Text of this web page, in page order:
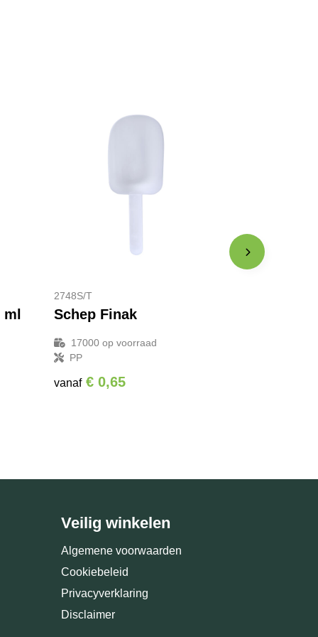
2748S/T
Schep Finak
17000 op voorraad
PP
vanaf € 0,65
Veilig winkelen
Algemene voorwaarden
Cookiebeleid
Privacyverklaring
Disclaimer